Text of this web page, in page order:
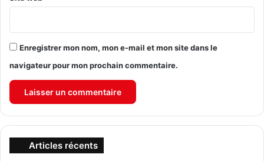
Enregistrer mon nom, mon e-mail et mon site dans le
navigateur pour mon prochain commentaire.
Articles récents